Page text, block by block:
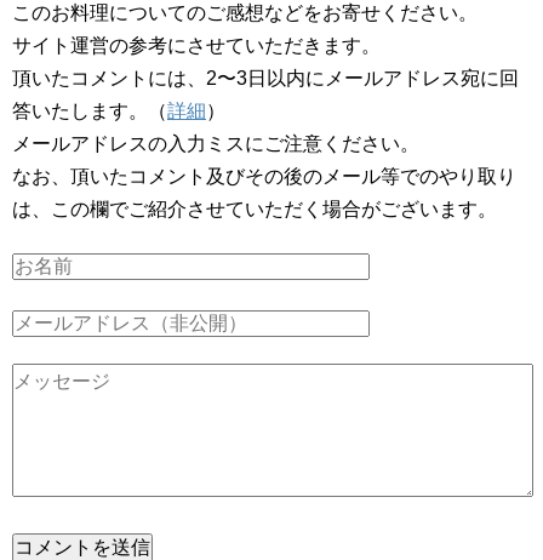
このお料理についてのご感想などをお寄せください。
サイト運営の参考にさせていただきます。
頂いたコメントには、2〜3日以内にメールアドレス宛に回
答いたします。（詳細）
メールアドレスの入力ミスにご注意ください。
なお、頂いたコメント及びその後のメール等でのやり取り
は、この欄でご紹介させていただく場合がございます。